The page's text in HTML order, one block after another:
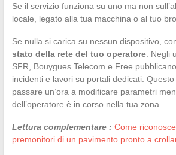
Se il servizio funziona su uno ma non
locale, legato alla tua macchina o al tuo
Se nulla si carica su nessun dispositivo,
stato della rete del tuo operatore. Negli
SFR, Bouygues Telecom e Free
incidenti e lavori su portali dedicati.
passare un’ora a modificare parametri
dell’operatore è in corso nella tua zona.
Lettura complementare : Come
premonitori di un pavimento pronto a